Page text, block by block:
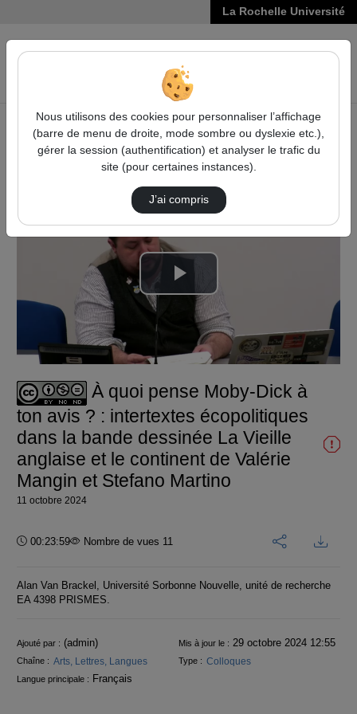
La Rochelle Université
VIDÉOS
Accueil
Vidéos
À quoi pense Moby-Dick à ton avis ? : intert…
Lire
la
vidéo
À quoi pense Moby-Dick à
ton avis ? : intertextes écopolitiques
dans la bande dessinée La Vieille
anglaise et le continent de Valérie
Mangin et Stefano Martino
11 octobre 2024
Durée :
00:23:59 Nombre de vues 11
Alan Van Brackel, Université Sorbonne Nouvelle, unité de recherche
EA 4398 PRISMES.
Informations
Ajouté par : (admin) Mis à jour le : 29 octobre 2024 12:55
Chaîne : Arts, Lettres, Langues Type : Colloques
Langue principale : Français
Nous utilisons des cookies pour personnaliser l’affichage
(barre de menu de droite, mode sombre ou dyslexie etc.),
gérer la session (authentification) et analyser le trafic du
site (pour certaines instances).
J’ai compris